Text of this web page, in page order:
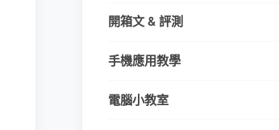
開箱文 & 評測
手機應用教學
電腦小教室